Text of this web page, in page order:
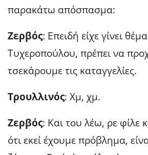
παρακάτω απόσπασμα:
Ζερβός: Επειδή είχε γίνει
Τυχεροπούλου, πρέπει να
τσεκάρουμε τις καταγγελίες.
Τρουλλινός: Χμ, χμ.
Ζερβός: Και του λέω, ρε φίλε
ότι εκεί έχουμε πρόβλημα,